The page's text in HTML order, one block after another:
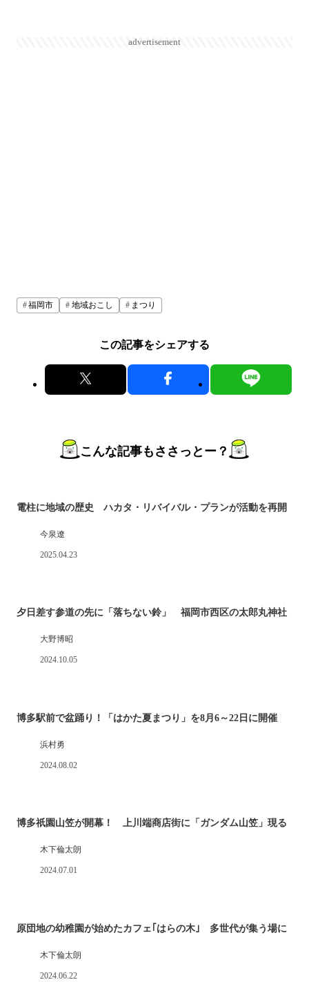
advertisement
福岡市 地域おこし まつり
この記事をシェアする
こんな記事もささっとー？
電柱に地域の歴史 ハカタ・リバイバル・プランが活動を再開
今泉遼
2025.04.23
夕日差す参道の先に「落ちない鈴」 福岡市西区の太郎丸神社
大野博昭
2024.10.05
博多駅前で盆踊り！「はかた夏まつり」を8月6～22日に開催
浜村勇
2024.08.02
博多祇園山笠が開幕！ 上川端商店街に「ガンダム山笠」現る
木下倫太朗
2024.07.01
原団地の幼稚園が始めたカフェ｢はらの木｣ 多世代が集う場に
木下倫太朗
2024.06.22